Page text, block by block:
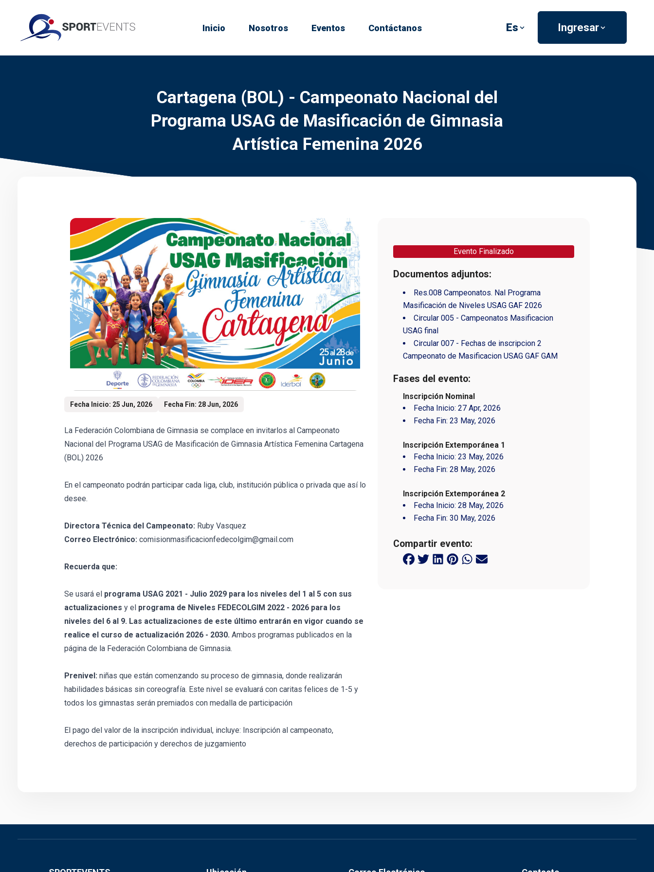
Inicio Nosotros Eventos Contáctanos Es Ingresar
Cartagena (BOL) - Campeonato Nacional del
Programa USAG de Masificación de Gimnasia
Artística Femenina 2026
Fecha Inicio: 25 Jun, 2026 Fecha Fin: 28 Jun, 2026
La Federación Colombiana de Gimnasia se complace en invitarlos al Campeonato
Nacional del Programa USAG de Masificación de Gimnasia Artística Femenina Cartagena
(BOL) 2026
En el campeonato podrán participar cada liga, club, institución pública o privada que así lo
desee.
Directora Técnica del Campeonato: Ruby Vasquez
Correo Electrónico: comisionmasificacionfedecolgim@gmail.com
Recuerda que:
Se usará el programa USAG 2021 - Julio 2029 para los niveles del 1 al 5 con sus
actualizaciones y el programa de Niveles FEDECOLGIM 2022 - 2026 para los
niveles del 6 al 9. Las actualizaciones de este último entrarán en vigor cuando se
realice el curso de actualización 2026 - 2030. Ambos programas publicados en la
página de la Federación Colombiana de Gimnasia.
Prenivel: niñas que están comenzando su proceso de gimnasia, donde realizarán
habilidades básicas sin coreografía. Este nivel se evaluará con caritas felices de 1-5 y
todos los gimnastas serán premiados con medalla de participación
El pago del valor de la inscripción individual, incluye: Inscripción al campeonato,
derechos de participación y derechos de juzgamiento
Evento Finalizado
Documentos adjuntos:
Res.008 Campeonatos. Nal Programa
Masificación de Niveles USAG GAF 2026
Circular 005 - Campeonatos Masificacion
USAG final
Circular 007 - Fechas de inscripcion 2
Campeonato de Masificacion USAG GAF GAM
Fases del evento:
Inscripción Nominal
Fecha Inicio: 27 Apr, 2026
Fecha Fin: 23 May, 2026
Inscripción Extemporánea 1
Fecha Inicio: 23 May, 2026
Fecha Fin: 28 May, 2026
Inscripción Extemporánea 2
Fecha Inicio: 28 May, 2026
Fecha Fin: 30 May, 2026
Compartir evento: